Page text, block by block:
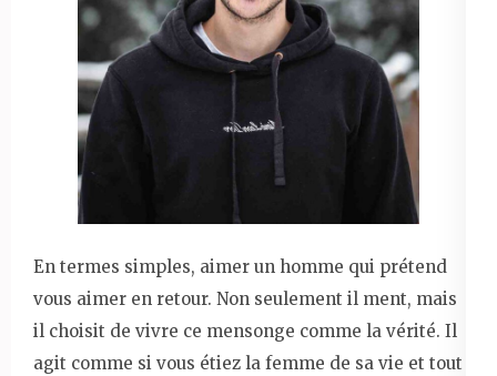
En termes simples, aimer un homme qui prétend
vous aimer en retour. Non seulement il ment, mais
il choisit de vivre ce mensonge comme la vérité. Il
agit comme si vous étiez la femme de sa vie et tout